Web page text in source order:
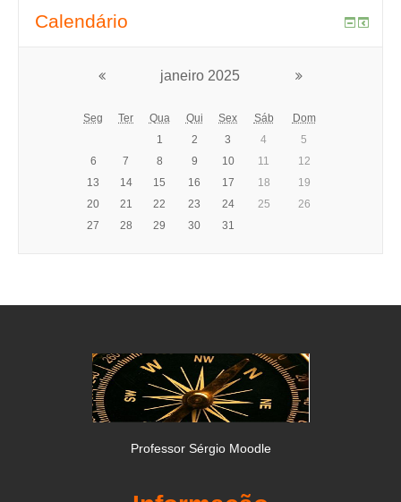
Calendário
janeiro 2025
Seg Ter Qua Qui Sex Sáb
Dom
1
2 3 4
5
6
7 8 9 10 11
12
13
14 15 16 17 18
19
20
21 22 23 24 25
26
27
28 29 30 31
Professor Sérgio Moodle